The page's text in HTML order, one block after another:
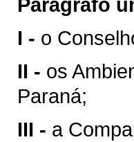
I - o
II - os
Paraná;
III - a